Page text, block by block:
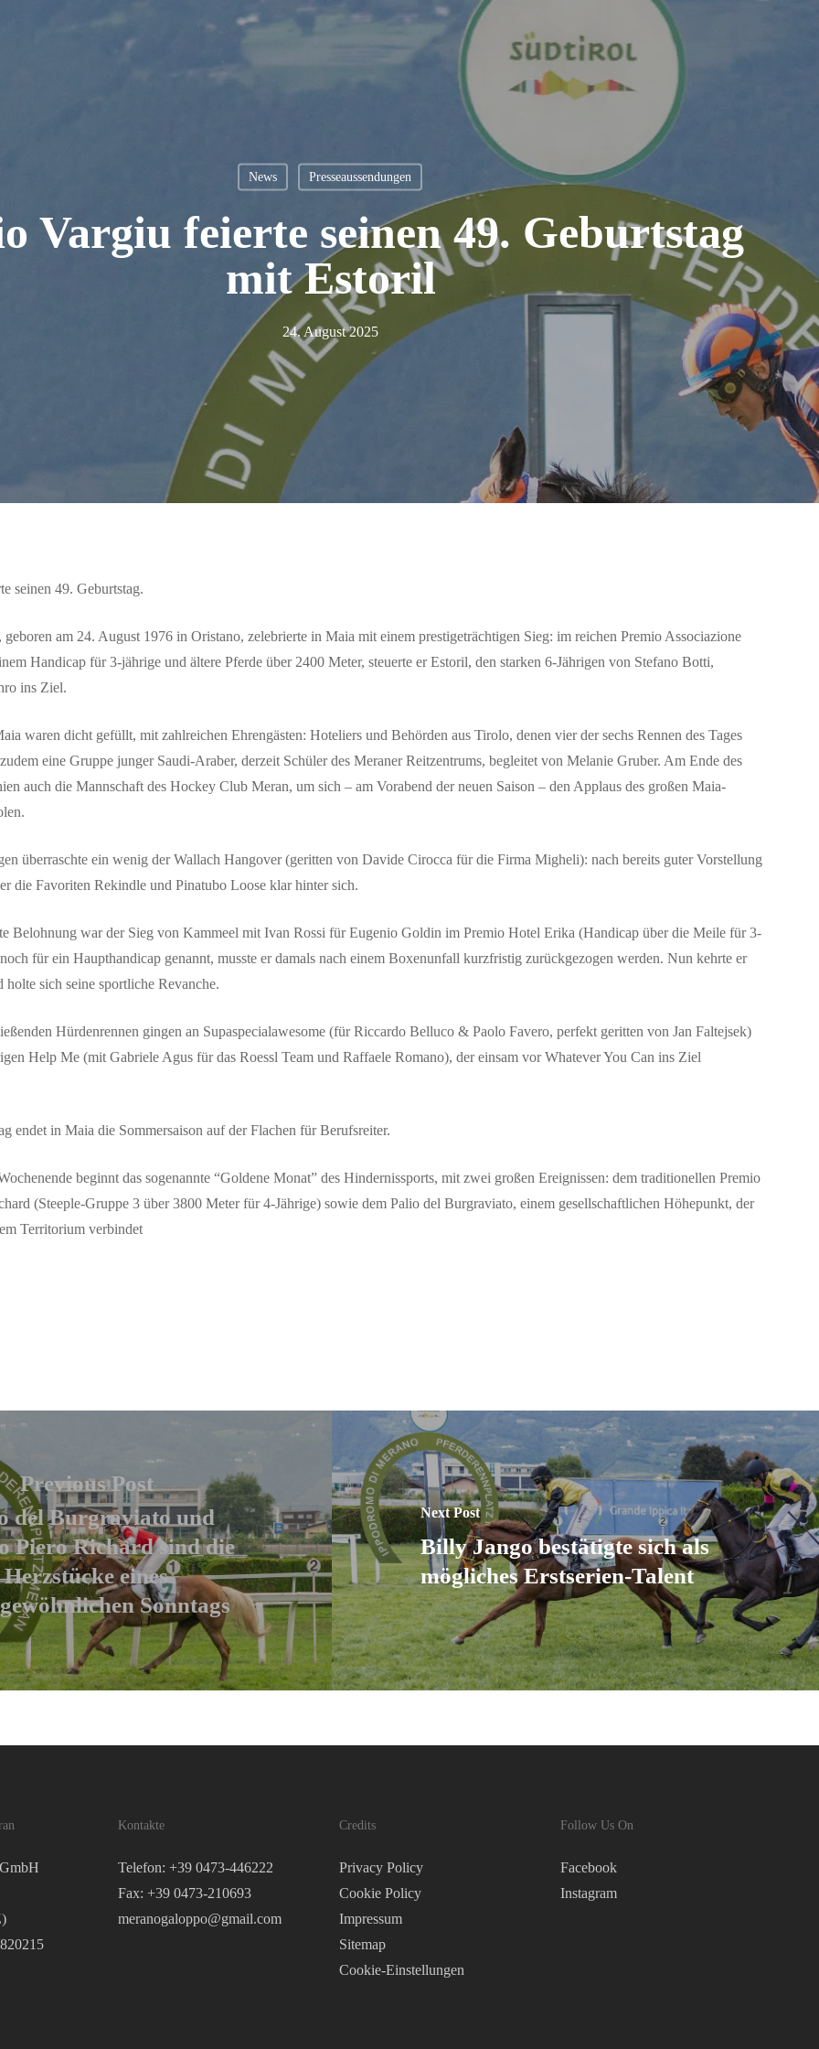
News Presseaussendungen
Vargiu feierte seinen 49. Geburtstag
mit Estoril
24. August 2025
seinen 49. Geburtstag.
geboren am 24. August 1976 in Oristano, zelebrierte in Maia mit einem prestigeträchtigen Sieg: im reichen Premio Associazione
Handicap für 3-jährige und ältere Pferde über 2400 Meter, steuerte er Estoril, den starken 6-Jährigen von Stefano Botti,
ins Ziel.
waren dicht gefüllt, mit zahlreichen Ehrengästen: Hoteliers und Behörden aus Tirolo, denen vier der sechs Rennen des Tages
eine Gruppe junger Saudi-Araber, derzeit Schüler des Meraner Reitzentrums, begleitet von Melanie Gruber. Am Ende des
auch die Mannschaft des Hockey Club Meran, um sich – am Vorabend der neuen Saison – den Applaus des großen Maia-
überraschte ein wenig der Wallach Hangover (geritten von Davide Cirocca für die Firma Migheli): nach bereits guter Vorstellung
die Favoriten Rekindle und Pinatubo Loose klar hinter sich.
Belohnung war der Sieg von Kammeel mit Ivan Rossi für Eugenio Goldin im Premio Hotel Erika (Handicap über die Meile für 3-
für ein Haupthandicap genannt, musste er damals nach einem Boxenunfall kurzfristig zurückgezogen werden. Nun kehrte er
holte sich seine sportliche Revanche.
Hürdenrennen gingen an Supaspecialawesome (für Riccardo Belluco & Paolo Favero, perfekt geritten von Jan Faltejsek)
Help Me (mit Gabriele Agus für das Roessl Team und Raffaele Romano), der einsam vor Whatever You Can ins Ziel
endet in Maia die Sommersaison auf der Flachen für Berufsreiter.
beginnt das sogenannte “Goldene Monat” des Hindernissports, mit zwei großen Ereignissen: dem traditionellen Premio
(Steeple-Gruppe 3 über 3800 Meter für 4-Jährige) sowie dem Palio del Burgraviato, einem gesellschaftlichen Höhepunkt, der
Territorium verbindet
Previous Post
del Burgraviato und
Piero Richard sind die
Herzstücke eines
Sonntags
Next Post
Billy Jango bestätigte sich als
mögliches Erstserien-Talent
Kontakte
Telefon: +39 0473-446222
Fax: +39 0473-210693
meranogaloppo@gmail.com
Credits
Privacy Policy
Cookie Policy
Impressum
Sitemap
Cookie-Einstellungen
Follow Us On
Facebook
Instagram